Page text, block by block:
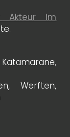
Akteur im
Werften,